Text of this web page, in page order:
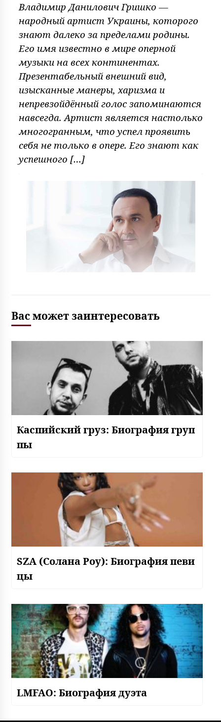
Владимир Данилович Гришко —
народный артист Украины, которого
знают далеко за пределами родины.
Его имя известно в мире оперной
музыки на всех континентах.
Презентабельный внешний вид,
изысканные манеры, харизма и
непревзойдённый голос запоминаются
навсегда. Артист является настолько
многогранным, что успел проявить
себя не только в опере. Его знают как
успешного […]
Вас может заинтересовать
Каспийский груз: Биография груп
пы
SZA (Солана Роу): Биография певи
цы
LMFAO: Биография дуэта